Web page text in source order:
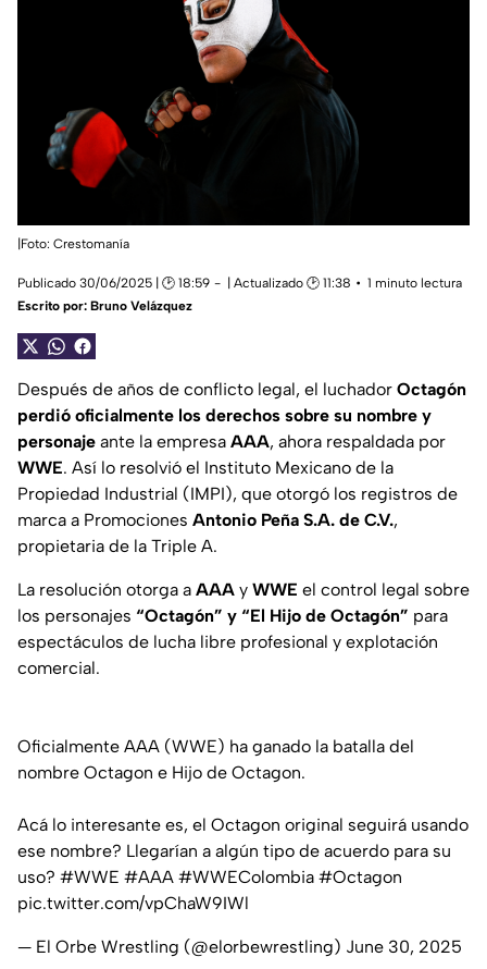
|Foto: Crestomanía
Publicado 30/06/2025 | 🕑 18:59 | Actualizado 🕑 11:38
1 minuto lectura
Escrito por: Bruno Velázquez
Después de años de conflicto legal, el luchador Octagón
perdió oficialmente los derechos sobre su nombre y
personaje ante la empresa AAA, ahora respaldada por
WWE. Así lo resolvió el Instituto Mexicano de la
Propiedad Industrial (IMPI), que otorgó los registros de
marca a Promociones Antonio Peña S.A. de C.V.,
propietaria de la Triple A.
La resolución otorga a AAA y WWE el control legal sobre
los personajes “Octagón” y “El Hijo de Octagón” para
espectáculos de lucha libre profesional y explotación
comercial.
Oficialmente AAA (WWE) ha ganado la batalla del
nombre Octagon e Hijo de Octagon.
Acá lo interesante es, el Octagon original seguirá usando
ese nombre? Llegarían a algún tipo de acuerdo para su
uso? #WWE #AAA #WWEColombia #Octagon
pic.twitter.com/vpChaW9IWl
— El Orbe Wrestling (@elorbewrestling) June 30, 2025